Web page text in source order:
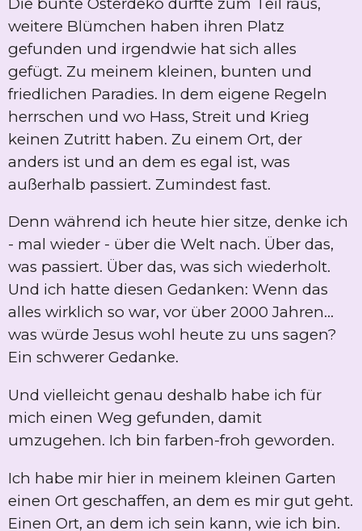
weitere Blümchen haben ihren Platz
gefunden und irgendwie hat sich alles
gefügt. Zu meinem kleinen, bunten und
friedlichen Paradies. In dem eigene Regeln
herrschen und wo Hass, Streit und Krieg
keinen Zutritt haben. Zu einem Ort, der
anders ist und an dem es egal ist, was
außerhalb passiert. Zumindest fast.
Denn während ich heute hier sitze, denke ich
- mal wieder - über die Welt nach. Über das,
was passiert. Über das, was sich wiederholt.
Und ich hatte diesen Gedanken: Wenn das
alles wirklich so war, vor über 2000 Jahren…
was würde Jesus wohl heute zu uns sagen?
Ein schwerer Gedanke.
Und vielleicht genau deshalb habe ich für
mich einen Weg gefunden, damit
umzugehen. Ich bin farben-froh geworden.
Ich habe mir hier in meinem kleinen Garten
einen Ort geschaffen, an dem es mir gut geht.
Einen Ort, an dem ich sein kann, wie ich bin.